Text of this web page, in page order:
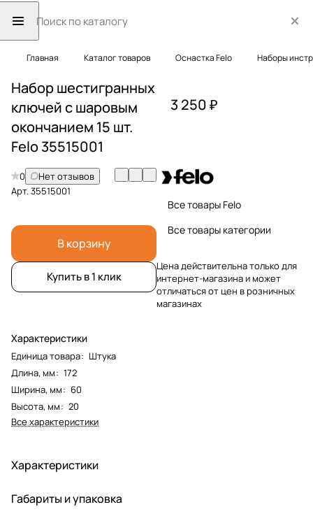
Главная Каталог товаров Оснастка Felo Наборы
Набор шестигранных
ключей с шаровым
окончанием 15 шт.
Felo 35515001
0
Нет отзывов
Арт.35515001
В корзину
Купить в 1 клик
Характеристики
Единица товара: Штука
Длина, мм: 172
Ширина, мм: 60
Высота, мм: 20
Все характеристики
3 250 ₽
Все товары Felo
Все товары категории
Цена действительна только для
интернет-магазина и может
отличаться от цен в розничных
магазинах
Характеристики
Габариты и упаковка